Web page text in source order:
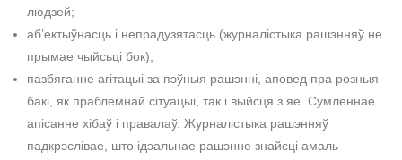
людзей;
аб’ектыўнасць і непрадузятасць (журналістыка рашэнняў не
прымае чыйсьці бок);
пазбяганне агітацыі за пэўныя рашэнні, аповед пра розныя
бакі, як праблемнай сітуацыі, так і выйсця з яе. Сумленнае
апісанне хібаў і правалаў. Журналістыка рашэнняў
падкрэслівае, што ідэальнае рашэнне знайсці амаль